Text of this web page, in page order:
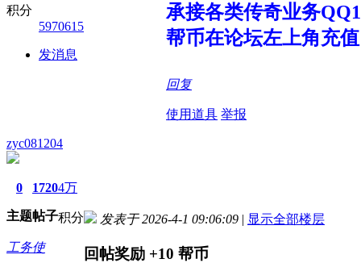
积分
5970615
发消息
承接各类传奇业务
帮币在论坛左上角充
回复
使用道具 举报
zyc081204
0
主题
1720
帖子
4万
积分
工务使
发表于 2026-4-1 09:06:09 | 显示全部楼层
回帖奖励 +10 帮币